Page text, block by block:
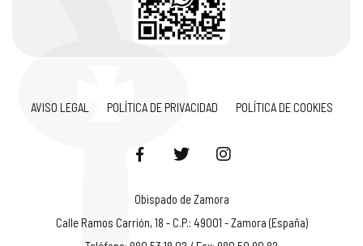
AVISO LEGAL POLÍTICA DE PRIVACIDAD POLÍTICA DE COOKIES
Obispado de Zamora
Calle Ramos Carrión, 18 - C.P.: 49001 - Zamora (España)